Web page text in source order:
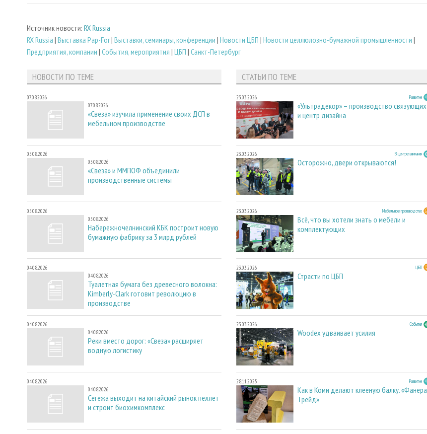
Источник новости: RX Russia
RX Russia | Выставка Pap-For| Выставки, семинары, конференции | Новости ЦБП | Новости целлюлозно-бумажной промышленности |
Предприятия, компании | События, мероприятия | ЦБП | Санкт-Петербург
НОВОСТИ ПО ТЕМЕ
07.08.2026
07.08.2026
«Свеза» изучила применение своих ДСП в
мебельном производстве
05.08.2026
05.08.2026
«Свеза» и ММПОФ объединили
производственные системы
05.08.2026
05.08.2026
Набережночелнинский КБК построит новую
бумажную фабрику за 3 млрд рублей
04.08.2026
04.08.2026
Туалетная бумага без древесного волокна:
Kimberly-Clark готовит революцию в
производстве
04.08.2026
04.08.2026
Реки вместо дорог: «Свеза» расширяет
водную логистику
04.08.2026
04.08.2026
Сегежа выходит на китайский рынок пеллет
и строит биохимкомплекс
СТАТЬИ ПО ТЕМЕ
23.03.2026 Развитие
«Ультрадекор» – производство связующих
и центр дизайна
23.03.2026 В центре внимания
Осторожно, двери открываются!
23.03.2026 Мебельное производство
Всё, что вы хотели знать о мебели и
комплектующих
23.03.2026 ЦБП
Страсти по ЦБП
23.03.2026 События
Woodex удваивает усилия
28.11.2025 Развитие
Как в Коми делают клееную балку. «Фанера
Трейд»